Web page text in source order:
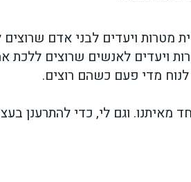
מטרות ויעדים לבני אדם
ויעדים לאנשים שרוצים ללכת
מדי פעם כשהם רוצים.
מאיתנו. וגם לי, כדי להתרענן